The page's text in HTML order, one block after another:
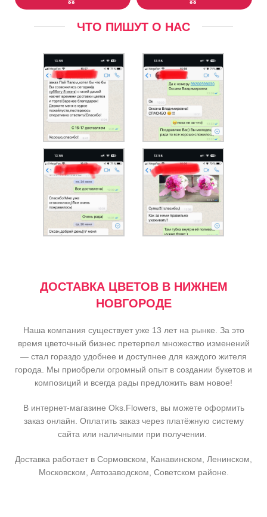
ЧТО ПИШУТ О НАС
ДОСТАВКА ЦВЕТОВ В НИЖНЕМ
НОВГОРОДЕ
Наша компания существует уже 13 лет на рынке. За это
время цветочный бизнес претерпел множество изменений
— стал гораздо удобнее и доступнее для каждого жителя
города. Мы приобрели огромный опыт в создании букетов и
композиций и всегда рады предложить вам новое!
В интернет-магазине Oks.Flowers, вы можете оформить
заказ онлайн. Оплатить заказ через платёжную систему
сайта или наличными при получении.
Доставка работает в Сормовском, Канавинском, Ленинском,
Московском, Автозаводском, Советском районе.